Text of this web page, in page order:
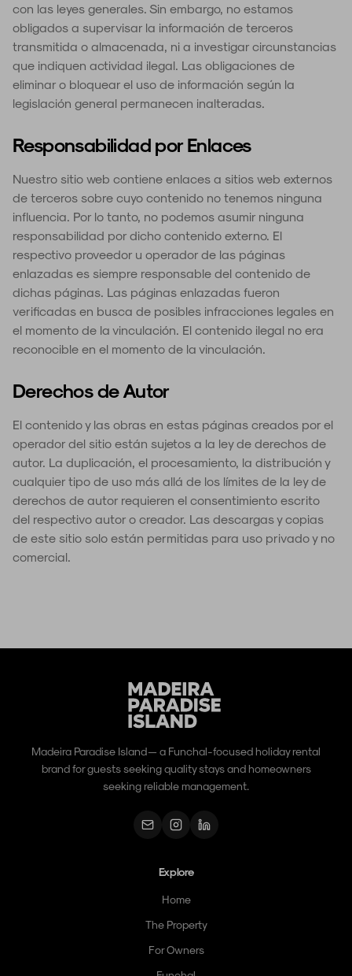
con las leyes generales. Sin embargo, no estamos
obligados a supervisar la información de terceros
transmitida o almacenada, ni a investigar circunstancias
que indiquen actividad ilegal. Las obligaciones de
eliminar o bloquear el uso de información según la
legislación general permanecen inalteradas.
Responsabilidad por Enlaces
Nuestro sitio web contiene enlaces a sitios web externos
de terceros sobre cuyo contenido no tenemos ninguna
influencia. Por lo tanto, no podemos asumir ninguna
responsabilidad por dicho contenido externo. El
respectivo proveedor u operador de las páginas
enlazadas es siempre responsable del contenido de
dichas páginas. Las páginas enlazadas fueron
verificadas en busca de posibles infracciones legales en
el momento de la vinculación. El contenido ilegal no era
reconocible en el momento de la vinculación.
Derechos de Autor
El contenido y las obras en estas páginas creados por el
operador del sitio están sujetos a la ley de derechos de
autor. La duplicación, el procesamiento, la distribución y
cualquier tipo de uso más allá de los límites de la ley de
derechos de autor requieren el consentimiento escrito
del respectivo autor o creador. Las descargas y copias
de este sitio solo están permitidas para uso privado y no
comercial.
Madeira Paradise Island — a Funchal-focused holiday rental
brand for guests seeking quality stays and homeowners
seeking reliable management.
Explore
Home
The Property
For Owners